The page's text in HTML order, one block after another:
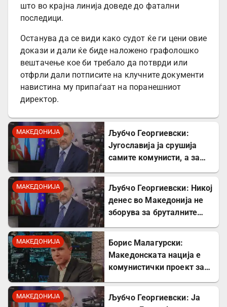
што во крајна линија доведе до фатални
последици.
Останува да се види како судот ќе ги цени овие
докази и дали ќе биде наложено графолошко
вештачење кое би требало да потврди или
отфрли дали потписите на клучните документи
навистина му припаѓаат на поранешниот
директор.
МАКЕДОНИЈА
Љубчо Георгиевски:
Југославија ја срушија
самите комунисти, а за
МАКЕДОНИЈА
Љубчо Георгиевски: Никој
денес во Македонија не
зборува за бруталните
МАКЕДОНИЈА
Борис Малагурски:
Македонската нација е
комунистички проект за
МАКЕДОНИЈА
Љубчо Георгиевски: Ја